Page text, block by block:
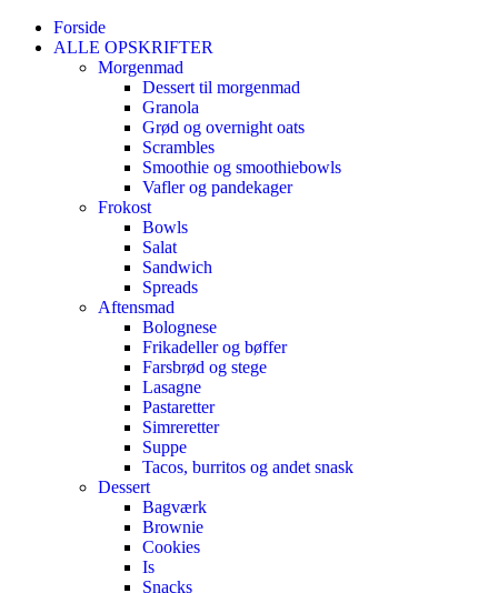
Forside
ALLE OPSKRIFTER
Morgenmad
Dessert til morgenmad
Granola
Grød og overnight oats
Scrambles
Smoothie og smoothiebowls
Vafler og pandekager
Frokost
Bowls
Salat
Sandwich
Spreads
Aftensmad
Bolognese
Frikadeller og bøffer
Farsbrød og stege
Lasagne
Pastaretter
Simreretter
Suppe
Tacos, burritos og andet snask
Dessert
Bagværk
Brownie
Cookies
Is
Snacks